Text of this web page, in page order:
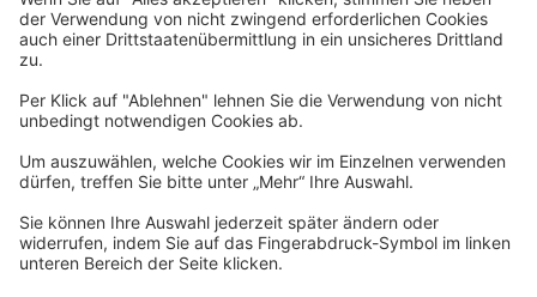
Newsletter
Per E-Mail informieren wir Sie über interessante Angebote.
Zum Newsletter anmelden
vhs Post
Zur vhs Post anmelden
Kontrast